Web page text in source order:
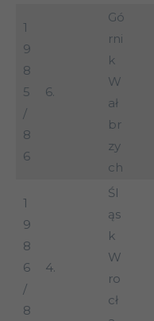
1
9
8
5
/
8
6
6.
Gó
rni
k
W
ał
br
zy
ch
1
9
8
6
/
8
4.
Śl
ąs
k
W
ro
cł